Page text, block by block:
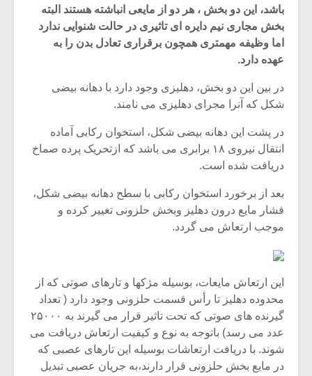
باشد، این دو بخش ، هر دو از مایعی انباشته هستند البته
بخش مجاری نیم دایره ای تاثیری در حالت شنوایی ندارد
اما وظیفه مهمتری همچون برقراری تعادل بدن را به
عهده دارد.
در بین این دو بخش، دهلیزی وجود دارد با دهانه بیضی
شکل که آنرا مجرای دهلیزی می نامند.
در پشت این دهانه بیضی شکل، استخوان رکابی آماده
انتقال نیروی ۱۸ برابری می باشد که ازتحریک پرده صماخ
دریافت شده است.
بعد از برخورد استخوان رکابی با سطح دهانه بیضی شکل،
فشار مایع درون دهلیز وبخش حلزونی تغییر کرده و
موجب ارتعاش می گردد.
این ارتعاش مایعات، بوسیله مژکها و تارهای صوتی که از
محدوده دهلیز تا رأس قسمت حلزونی وجود دارد ( تعداد
گیرنده های صوتی که تحت تاثیر قرار می گیرند به ۲۵۰۰۰
عدد می رسد) باتوجه به نوع و کیفیت ارتعاش دریافت می
شوند. با دریافت ارتعاشات بوسیله این تارهای عصبی که
در مایع بخش حلزونی قرار دارند،به جریان عصبی تبدیل